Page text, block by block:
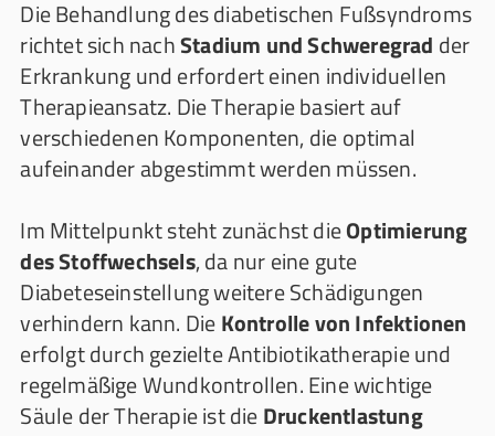
Die Behandlung des diabetischen Fußsyndroms
richtet sich nachStadium und Schweregrad der
Erkrankung und erfordert einen individuellen
Therapieansatz. Die Therapie basiert auf
verschiedenen Komponenten, die optimal
aufeinander abgestimmt werden müssen.
Im Mittelpunkt steht zunächst dieOptimierung
des Stoffwechsels, da nur eine gute
Diabeteseinstellung weitere Schädigungen
verhindern kann. DieKontrolle von Infektionen
erfolgt durch gezielte Antibiotikatherapie und
regelmäßige Wundkontrollen. Eine wichtige
Säule der Therapie ist dieDruckentlastung